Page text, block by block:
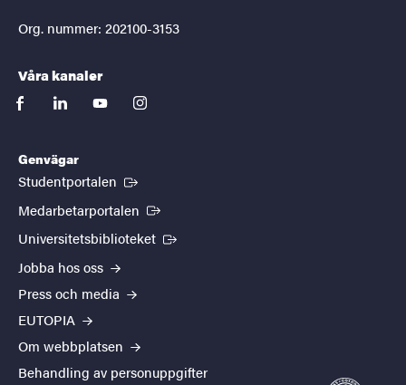
Org. nummer: 202100-3153
Våra kanaler
facebooklinkedinyoutubeinstagram
Genvägar
Studentportalen (Extern länk)
Medarbetarportalen (Extern länk)
Universitetsbiblioteket (Extern länk)
Jobba hos oss
Press och media
EUTOPIA
Om webbplatsen
Behandling av personuppgifter